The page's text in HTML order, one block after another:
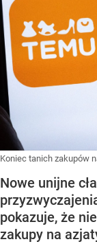
Koniec tanich zakupów
Nowe unijne
pokazuje, że
zakupy na